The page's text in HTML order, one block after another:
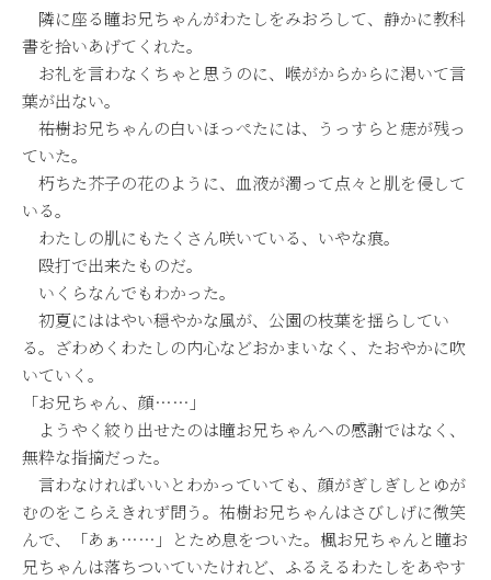
隣に座る瞳お兄ちゃんがわたしをみおろして、静かに教科
書を拾いあげてくれた。
お礼を言わなくちゃと思うのに、喉がからからに渇いて言
葉が出ない。
――祐樹お兄ちゃんの白いほっぺたには、うっすらと痣が残っ
ていた。
朽ちた芥子の花のように、血液が濁って点々と肌を侵して
いる。
わたしの肌にもたくさん咲いている、いやな痕。
殴打で出来たものだ。
いくらなんでもわかった。
初夏にははやい穏やかな風が、公園の枝葉を揺らしてい
る。ざわめくわたしの内心などおかまいなく、たおやかに吹
いていく。
「お兄ちゃん、顔……」
ようやく絞り出せたのは瞳お兄ちゃんへの感謝ではなく、
無粋な指摘だった。
言わなければいいとわかっていても、顔がぎしぎしとゆが
むのをこらえきれず問う。祐樹お兄ちゃんはさびしげに微笑
んで、「あぁ……」とため息をついた。楓お兄ちゃんと瞳お
兄ちゃんは落ちついていたけれど、ふるえるわたしをあやす